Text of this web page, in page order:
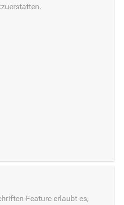
Feature erlaubt es,